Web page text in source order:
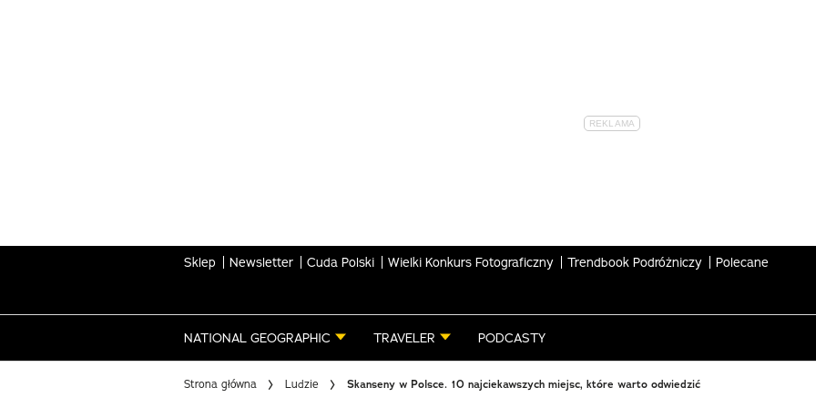
Sklep Newsletter Cuda Polski Wielki Konkurs Fotograficzny Trendbook Podróżniczy Polecane
NATIONAL GEOGRAPHIC TRAVELER PODCASTY
Strona główna Ludzie Skanseny w Polsce. 10 najciekawszych miejsc, które warto odwiedzić